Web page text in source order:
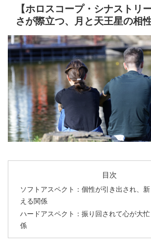
【ホロスコープ・シナストリ
さが際立つ、月と天王星の相
目次
ソフトアスペクト：個性が引き出され、
える関係
ハードアスペクト：振り回されて心が大
係